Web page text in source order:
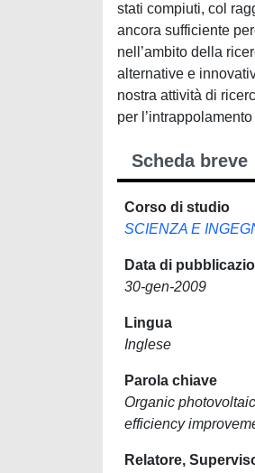
stati compiuti, col
ancora sufficiente
nell’ambito della
alternative e
nostra attività di
per
Scheda breve
Corso di studio
SCIENZA E
Data di
30-gen-2009
Lingua
Inglese
Parola chiave
Organic
efficiency
Relatore,